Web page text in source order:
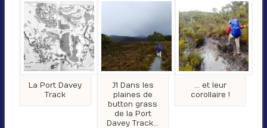
La Port Davey
Track
J1 Dans les
plaines de
button grass
de la Port
Davey Track…
… et leur
corollaire !